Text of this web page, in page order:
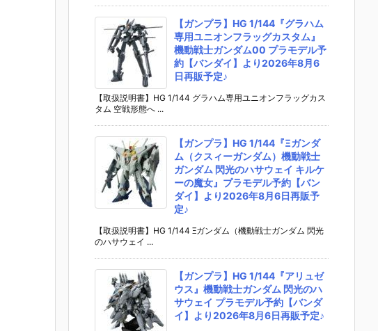
【ガンプラ】HG 1/144『グラハム
専用ユニオンフラッグカスタム』
機動戦士ガンダム00 プラモデル予
約【バンダイ】より2026年8月6
日再販予定♪
【取扱説明書】HG 1/144 グラハム専用ユニオンフラッグカス
タム 空戦形態へ ...
【ガンプラ】HG 1/144『Ξガンダ
ム（クスィーガンダム）機動戦士
ガンダム 閃光のハサウェイ キルケ
ーの魔女』プラモデル予約【バン
ダイ】より2026年8月6日再販予
定♪
【取扱説明書】HG 1/144 Ξガンダム（機動戦士ガンダム 閃光
のハサウェイ ...
【ガンプラ】HG 1/144『アリュゼ
ウス』機動戦士ガンダム 閃光のハ
サウェイ プラモデル予約【バンダ
イ】より2026年8月6日再販予定♪